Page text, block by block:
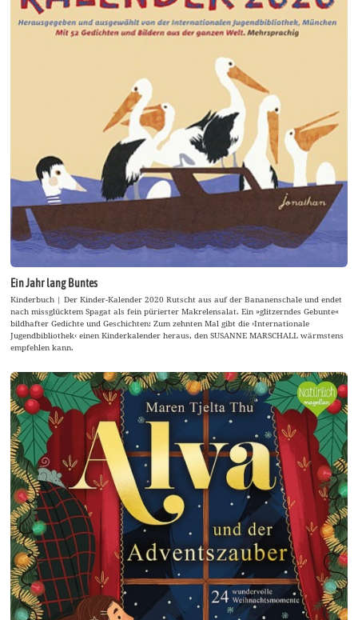
Ein Jahr lang Buntes
Kinderbuch | Der Kinder-Kalender 2020 Rutscht aus auf der Bananenschale und endet
nach missglücktem Spagat als fein pürierter Makrelensalat. Ein »glitzerndes Gebunte«
bildhafter Gedichte und Geschichten: Zum zehnten Mal gibt die ›Internationale
Jugendbibliothek‹ einen Kinderkalender heraus, den SUSANNE MARSCHALL wärmstens
empfehlen kann.